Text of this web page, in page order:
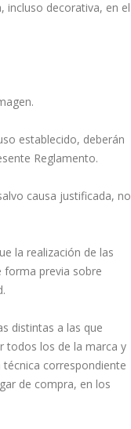
incluso decorativa, en el
establecido, deberán
Reglamento.
causa justificada, no
la realización de las
forma previa sobre
distintas a las que
todos los de la marca y
correspondiente
de compra, en los